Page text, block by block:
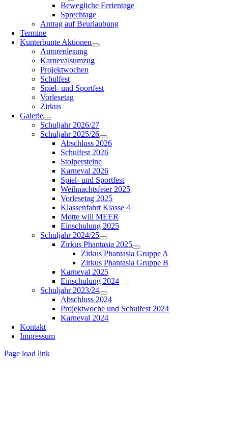
Bewegliche Ferientage
Sprechtage
Antrag auf Beurlaubung
Termine
Kunterbunte Aktionen
Autorenlesung
Karnevalsumzug
Projektwochen
Schulfest
Spiel- und Sportfest
Vorlesetag
Zirkus
Galerie
Schuljahr 2026/27
Schuljahr 2025/26
Abschluss 2026
Schulfest 2026
Stolpersteine
Karneval 2026
Spiel- und Sportfest
Weihnachtsfeier 2025
Vorlesetag 2025
Klassenfahrt Klasse 4
Motte will MEER
Einschulung 2025
Schuljahr 2024/25
Zirkus Phantasia 2025
Zirkus Phantasia Gruppe A
Zirkus Phantasia Gruppe B
Karneval 2025
Einschulung 2024
Schuljahr 2023/24
Abschluss 2024
Projektwoche und Schulfest 2024
Karneval 2024
Kontakt
Impressum
Page load link